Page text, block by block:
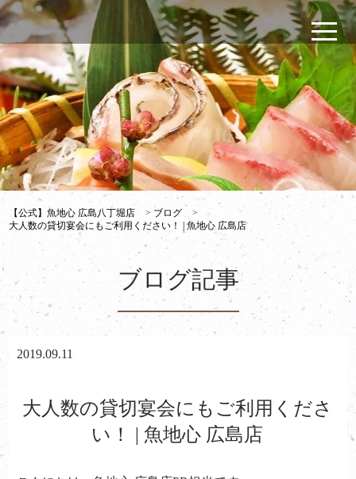
【公式】魚地心 広島八丁堀店 > ブログ
>
大人数の貸切宴会にもご利用ください！ | 魚地心 広島店
ブログ記事
2019.09.11
大人数の貸切宴会にもご利用くださ
い！ | 魚地心 広島店